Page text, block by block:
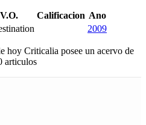
Calificacion Ano
2009
hoy Criticalia posee un acervo de
articulos